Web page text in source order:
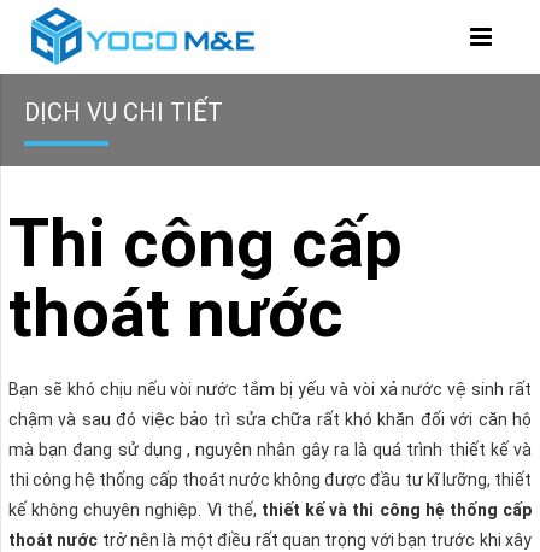
DỊCH VỤ CHI TIẾT
Thi công cấp
thoát nước
Bạn sẽ khó chịu nếu vòi nước tắm bị yếu và vòi xả nước vệ sinh rất
chậm và sau đó việc bảo trì sửa chữa rất khó khăn đối với căn hộ
mà bạn đang sử dụng , nguyên nhân gây ra là quá trình thiết kế và
thi công hệ thống cấp thoát nước không được đầu tư kĩ lưỡng, thiết
kế không chuyên nghiệp. Vì thế, thiết kế và thi công hệ thống cấp
thoát nước trở nên là một điều rất quan trọng với bạn trước khi xây